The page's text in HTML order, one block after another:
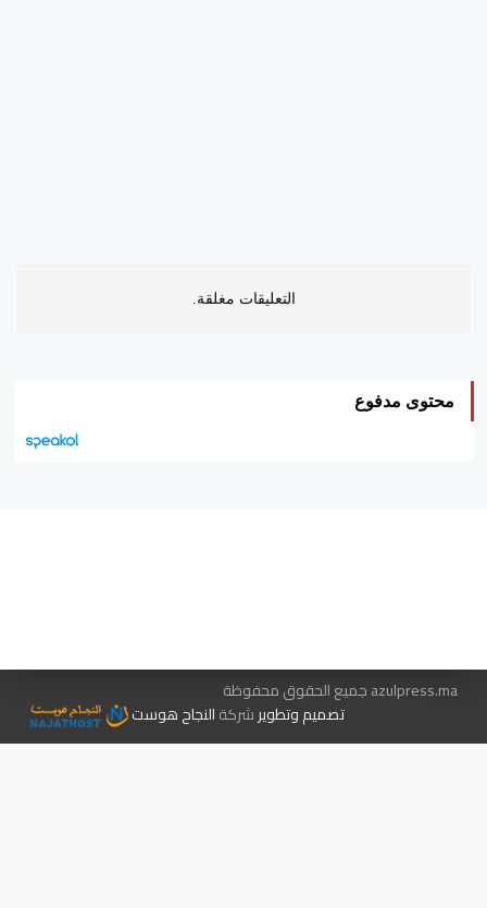
التعليقات مغلقة.
محتوى مدفوع
azulpress.ma جميع الحقوق محفوظة
تصميم وتطويرشركةالنجاح هوست